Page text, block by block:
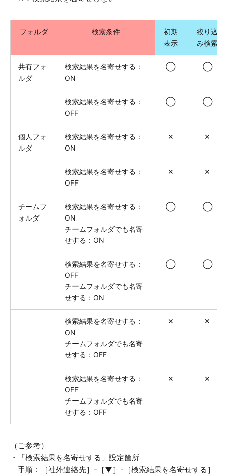
フォルダ 検索条件
初期
表示
絞り込
み検索
共有フォ
ルダ
検索結果を名寄せする：
ON
◯ ◯
検索結果を名寄せする：
OFF
◯ ◯
個人フォ
ルダ
検索結果を名寄せする：
ON
✕ ✕
検索結果を名寄せする：
OFF
✕ ✕
チームフ
ォルダ
検索結果を名寄せする：
ON
チームフォルダでも名寄
せする：ON
◯ ◯
検索結果を名寄せする：
OFF
チームフォルダでも名寄
せする：ON
◯ ◯
検索結果を名寄せする：
ON
チームフォルダでも名寄
せする：OFF
✕ ✕
検索結果を名寄せする：
OFF
チームフォルダでも名寄
せする：OFF
✕ ✕
（ご参考）
・「検索結果を名寄せする」設定箇所
手順：［社外連絡先］-［▼］-［検索結果を名寄せする］